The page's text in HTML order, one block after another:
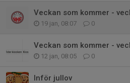
Veckan som kommer -
19 jan, 08:07 0
Veckan som kommer -
12 jan, 08:05 0
Inför jullov